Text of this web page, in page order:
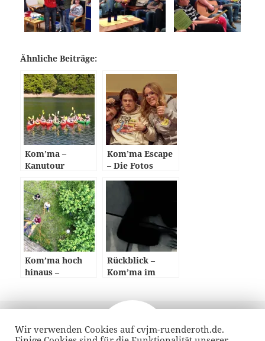
Ähnliche Beiträge:
Kom’ma –
Kanutour
Kom’ma Escape
– Die Fotos
Kom’ma hoch
hinaus –
Haldyturm über
Rückblick –
Kom’ma im
am
Wir verwenden Cookies auf cvjm-ruenderoth.de.